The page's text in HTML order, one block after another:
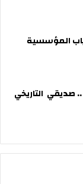
المؤسسية
صديقي التاريخي